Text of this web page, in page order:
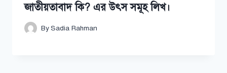
জাতীয়তাবাদ কি? এর উৎস সমূহ লিখ।
BySadia Rahman